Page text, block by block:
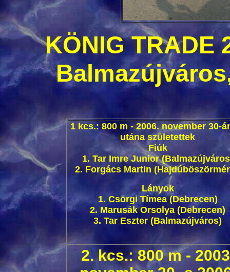
KÖNIG TRADE
1 kcs.: 800 m - 2006. november 30-
utána születettek
Fiúk
1. Tar Imre Junior
2. Forgács Martin
Lányok
1. Csörgi Tímea (Debrecen)
2. Marusák Orsolya (Debrecen)
3. Tar Eszter (Balmazújváros)
2. kcs.: 800 m -